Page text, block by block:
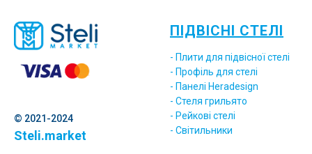
© 2021-2024
Steli.market
ПІДВІСНІ СТЕЛІ
- Плити для підвісної стелі
- Профіль для стелі
- Панелі Heradesign
- Стеля грильято
- Рейкові стелі
- Світильники